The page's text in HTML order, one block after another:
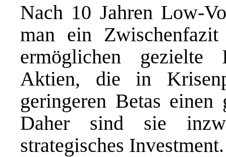
Nach 10 Jahren Low-
man ein
ermöglichen gezielte
Aktien, die in
geringeren Betas einen
Daher sind sie
strategisches Investment.